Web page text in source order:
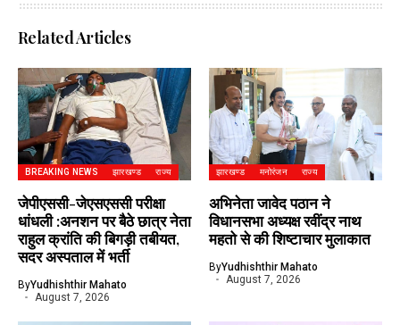
Related Articles
BREAKING NEWS झारखण्ड राज्य
जेपीएससी-जेएसएससी परीक्षा
धांधली :अनशन पर बैठे छात्र नेता
राहुल क्रांति की बिगड़ी तबीयत,
सदर अस्पताल में भर्ती
ByYudhishthir Mahato
August 7, 2026
झारखण्ड मनोरंजन राज्य
अभिनेता जावेद पठान ने
विधानसभा अध्यक्ष रवींद्र नाथ
महतो से की शिष्टाचार मुलाकात
ByYudhishthir Mahato
August 7, 2026